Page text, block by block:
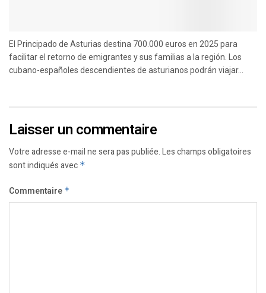
El Principado de Asturias destina 700.000 euros en 2025 para
facilitar el retorno de emigrantes y sus familias a la región. Los
cubano-españoles descendientes de asturianos podrán viajar...
Laisser un commentaire
Votre adresse e-mail ne sera pas publiée.Les champs obligatoires
sont indiqués avec *
Commentaire *